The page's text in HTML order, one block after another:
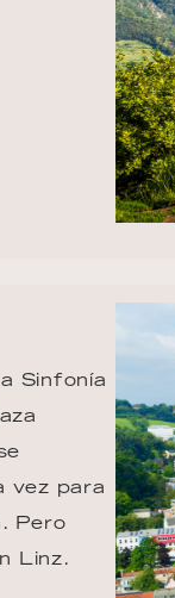
Sinfonía
vez para
Pero
Linz.